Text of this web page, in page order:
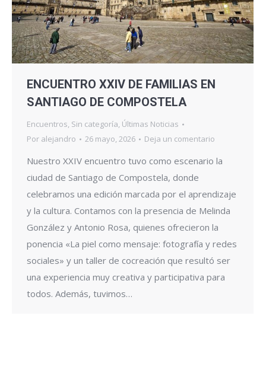
ENCUENTRO XXIV DE FAMILIAS EN
SANTIAGO DE COMPOSTELA
Encuentros, Sin categoría, Últimas Noticias
Por alejandro 26 mayo, 2026 Deja un comentario
Nuestro XXIV encuentro tuvo como escenario la
ciudad de Santiago de Compostela, donde
celebramos una edición marcada por el aprendizaje
y la cultura. Contamos con la presencia de Melinda
González y Antonio Rosa, quienes ofrecieron la
ponencia «La piel como mensaje: fotografía y redes
sociales» y un taller de cocreación que resultó ser
una experiencia muy creativa y participativa para
todos. Además, tuvimos…